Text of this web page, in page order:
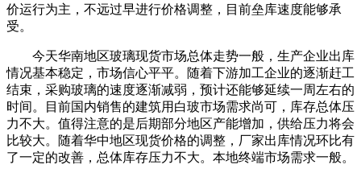
价运行为主，不远过早进行价格调整，目前垒库速度能够承
受。
今天华南地区玻璃现货市场总体走势一般，生产企业出库
情况基本稳定，市场信心平平。随着下游加工企业的逐渐赶工
结束，采购玻璃的速度逐渐减弱，预计还能够延续一周左右的
时间。目前国内销售的建筑用白玻市场需求尚可，库存总体压
力不大。值得注意的是后期部分地区产能增加，供给压力将会
比较大。随着华中地区现货价格的调整，厂家出库情况环比有
了一定的改善，总体库存压力不大。本地终端市场需求一般。